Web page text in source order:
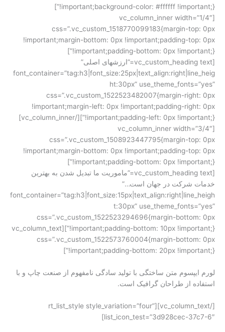
!important;background-color: #ffffff !important;}”]
[vc_column_inner width=”1/4″
css=”.vc_custom_1518770099183{margin-top: 0px
!important;margin-bottom: 0px !important;padding-top: 0px
!important;padding-bottom: 0px !important;}”]
[vc_custom_heading text=”ارزشهای اصلی”
font_container=”tag:h3|font_size:25px|text_align:right|line_heig
ht:30px” use_theme_fonts=”yes”
css=”.vc_custom_1522523482007{margin-right: 0px
!important;margin-left: 0px !important;padding-right: 0px
!important;padding-left: 0px !important;}”][/vc_column_inner]
[vc_column_inner width=”3/4″
css=”.vc_custom_1508923447795{margin-top: 0px
!important;margin-bottom: 0px !important;padding-top: 0px
!important;padding-bottom: 0px !important;}”]
[vc_custom_heading text=”ماموریت ما تبدیل شدن به بهترین
خدمات شرکت در جهان است…”
font_container=”tag:h3|font_size:15px|text_align:right|line_heigh
t:30px” use_theme_fonts=”yes”
css=”.vc_custom_1522523294696{margin-bottom: 0px
!important;padding-bottom: 10px !important;}”][vc_column_text
css=”.vc_custom_1522573760004{margin-bottom: 0px
!important;padding-bottom: 20px !important;}”]
لورم ایپسوم متن ساختگی با تولید سادگی نامفهوم از صنعت چاپ و با
استفاده از طراحان گرافیک است.
[/vc_column_text][rt_list_style style_variation=”four”
list_icon_test=”3d928cec-37c7-6″]